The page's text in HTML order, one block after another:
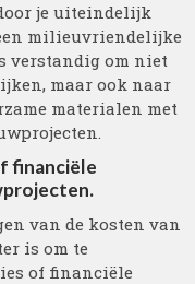
je uiteindelijk
milieuvriendelijke
verstandig om niet
maar ook naar
materialen met
financiële
van de kosten van
is om te
of financiële